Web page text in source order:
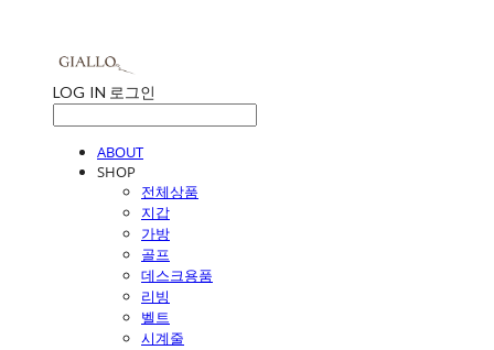
LOG IN 로그인
ABOUT
SHOP
전체상품
지갑
가방
골프
데스크용품
리빙
벨트
시계줄